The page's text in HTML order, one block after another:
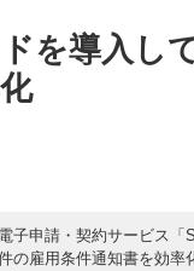
を導入し
子申請・契約サービス
の雇用条件通知書を効率